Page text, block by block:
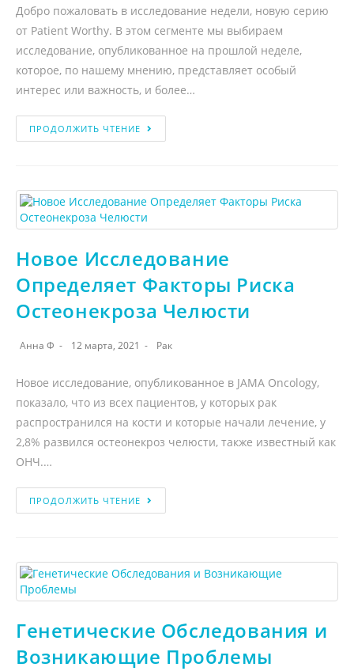
Добро пожаловать в исследование недели, новую серию
от Patient Worthy. В этом сегменте мы выбираем
исследование, опубликованное на прошлой неделе,
которое, по нашему мнению, представляет особый
интерес или важность, и более…
ПРОДОЛЖИТЬ ЧТЕНИЕ
Новое Исследование
Определяет Факторы Риска
Остеонекроза Челюсти
Анна Ф 12 марта, 2021 Рак
Новое исследование, опубликованное в JAMA Oncology,
показало, что из всех пациентов, у которых рак
распространился на кости и которые начали лечение, у
2,8% развился остеонекроз челюсти, также известный как
ОНЧ.…
ПРОДОЛЖИТЬ ЧТЕНИЕ
Генетические Обследования и
Возникающие Проблемы